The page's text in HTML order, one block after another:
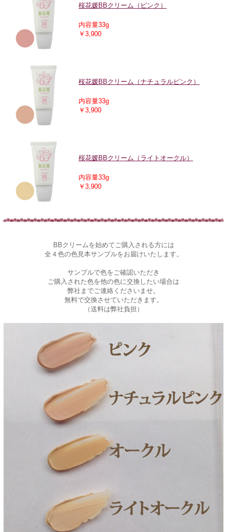
桜花媛BBクリーム（ピンク）
内容量33g
￥3,900
桜花媛BBクリーム（ナチュラルピンク）
内容量33g
￥3,900
桜花媛BBクリーム（ライトオークル）
内容量33g
￥3,900
BBクリームを始めてご購入される方には
全４色の色見本サンプルをお届けいたします。
サンプルで色をご確認いただき
ご購入された色を他の色に交換したい場合は
弊社までご連絡くださいませ。
無料で交換させていただきます。
（送料は弊社負担）